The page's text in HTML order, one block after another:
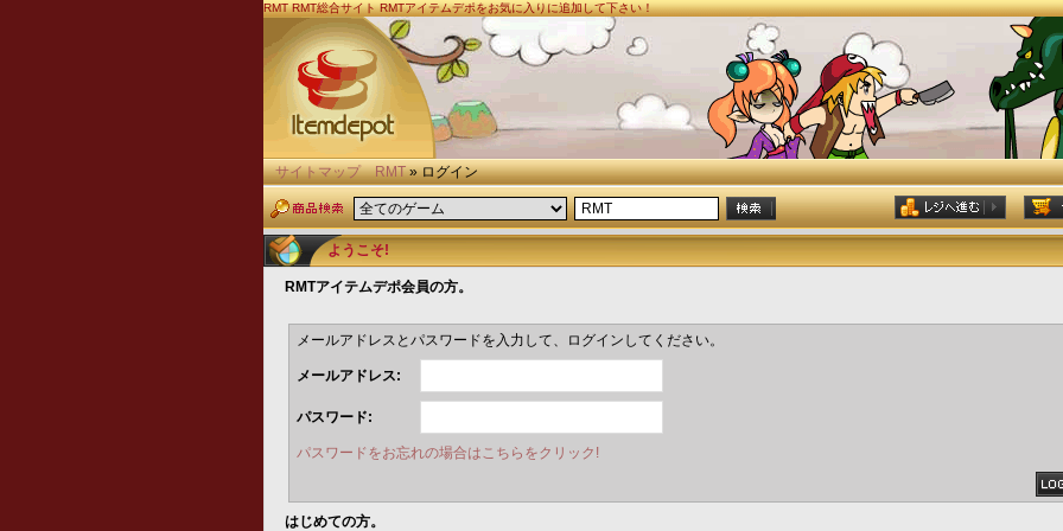
RMT RMT総合サイト RMTアイテムデポをお気に入りに追加して下さい！
サイトマップ RMT» ログイン
ようこそ!
RMTアイテムデポ会員の方。
メールアドレスとパスワードを入力して、ログインしてください。
メールアドレス:
パスワード:
パスワードをお忘れの場合はこちらをクリック!
はじめての方。